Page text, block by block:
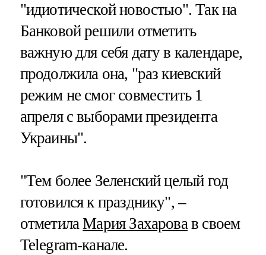
"идиотической новостью". Так на
Банковой решили отметить
важную для себя дату в календаре,
продолжила она, "раз киевский
режим не смог совместить 1
апреля с выборами президента
Украины".
"Тем более Зеленский целый год
готовился к празднику", –
отметилаМария Захарова в своем
Telegram-канале.